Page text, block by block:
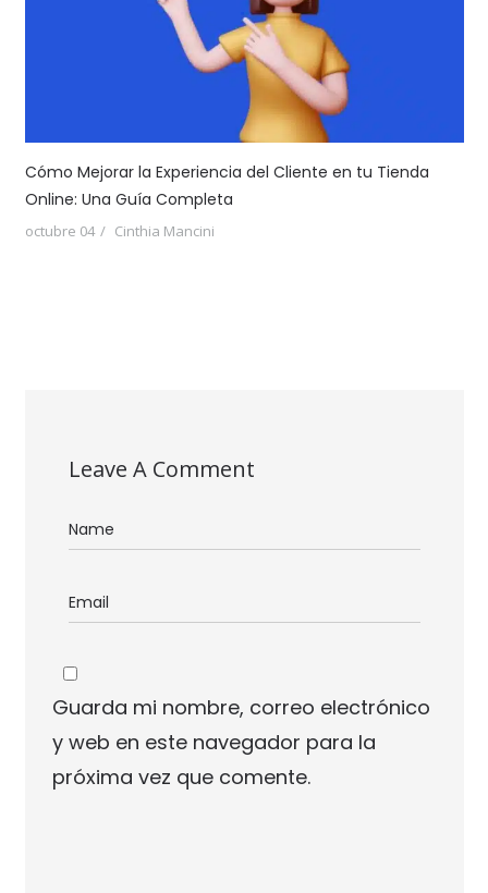
Cómo Mejorar la Experiencia del Cliente en tu Tienda
Online: Una Guía Completa
octubre 04 Cinthia Mancini
Leave A Comment
Guarda mi nombre, correo electrónico
y web en este navegador para la
próxima vez que comente.